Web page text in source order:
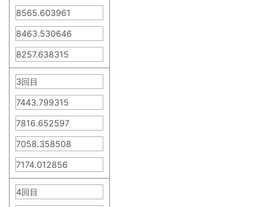
8565.603961
8463.530646
8257.638315
3回目
7443.799315
7816.652597
7058.358508
7174.012856
4回目